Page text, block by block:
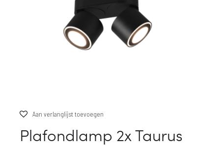
Aan verlanglijst toevoegen
Plafondlamp 2x Taurus